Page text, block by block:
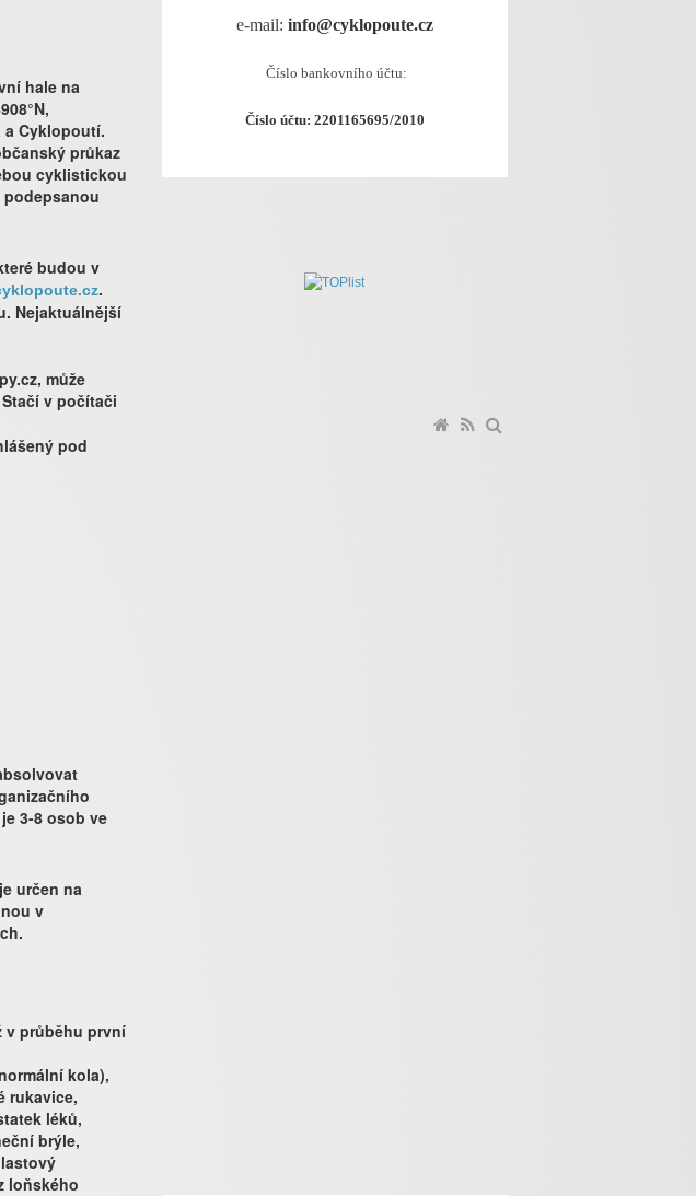
hale na
a Cyklopoutí.
průkaz
cyklistickou
budou v
.
Nejaktuálnější
může
v počítači
pod
3-8 osob ve
určen na
v
v průběhu první
kola),
rukavice,
léků,
brýle,
loňského
e-mail: info@cyklopoute.cz
Číslo bankovního účtu:
Číslo účtu: 2201165695/2010